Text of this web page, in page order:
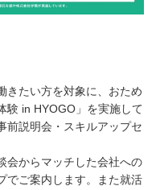
たい方を対象に、おため
験 in HYOGO」を実施して
前説明会・スキルアップセ
からマッチした会社への
でご案内します。また就活